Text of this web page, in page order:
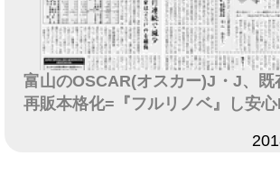
富山のOSCAR(オスカー)J・J、既
再販本格化=『フルリノベ』し安